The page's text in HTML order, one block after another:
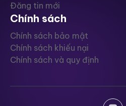
Đăng tin mới
Chính sách
Chính sách bảo mật
Chính sách khiếu nại
Chính sách và quy định